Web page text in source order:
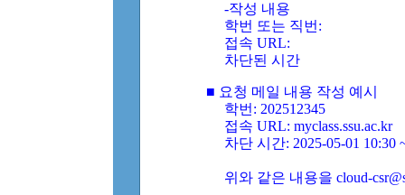
-작성 내용
학번 또는 직번:
접속 URL:
차단된 시간
■ 요청 메일 내용 작성 예시
학번: 202512345
접속 URL: myclass.ssu.ac.kr
차단 시간: 2025-05-01 10:30
위와 같은 내용을 cloud-